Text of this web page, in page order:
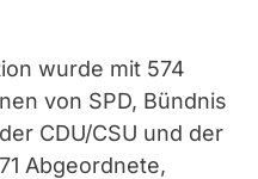
wurde mit 574
von SPD, Bündnis
CDU/CSU und der
Abgeordnete,